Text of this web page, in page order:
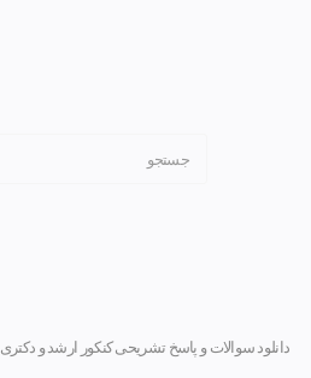
دانلود سوالات و پاسخ تشریحی کنکور ارشد و دکتری